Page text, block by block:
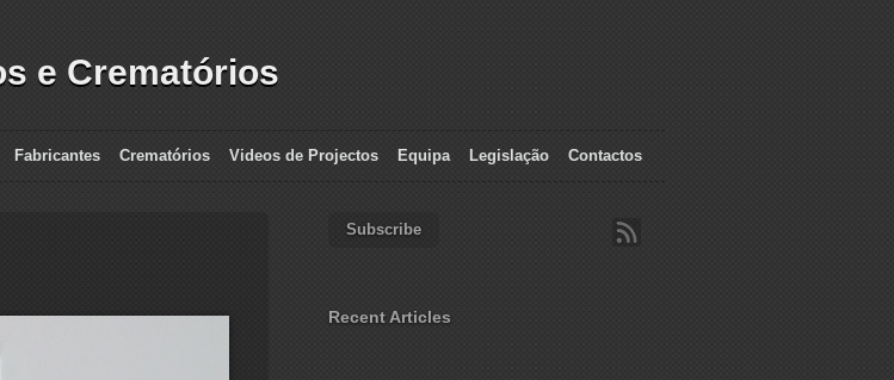
e Crematórios
Fabricantes Crematórios Videos de Projectos Equipa Legislação Contactos
Subscribe
Recent Articles